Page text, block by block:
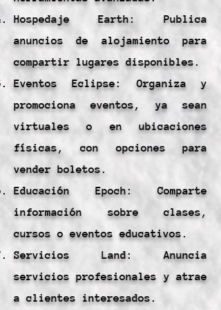
Hospedaje Earth: Publica
anuncios de alojamiento para
compartir lugares disponibles.
Eventos Eclipse: Organiza y
promociona eventos, ya sean
virtuales o en ubicaciones
físicas, con opciones para
vender boletos.
Educación Epoch: Comparte
información sobre clases,
cursos o eventos educativos.
Servicios Land: Anuncia
servicios profesionales y atrae
a clientes interesados.